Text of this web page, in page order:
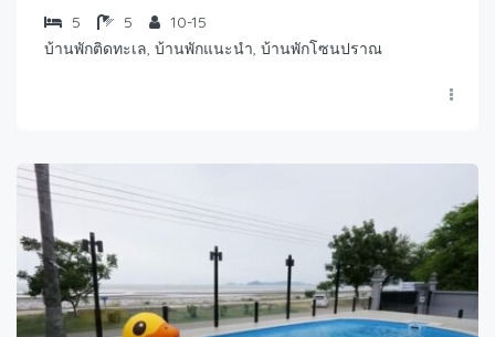
5 5
10-15
บ้านพักติดทะเล, บ้านพักแนะนำ, บ้านพักโซนปราณ